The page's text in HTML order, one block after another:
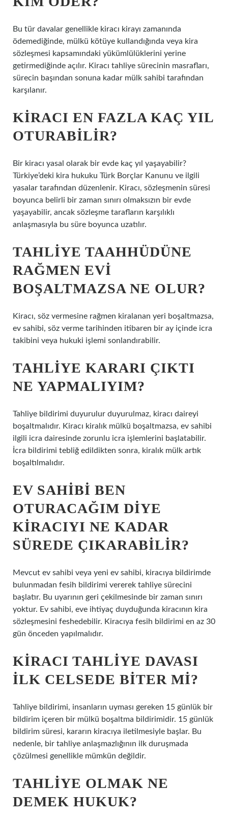
Bu tür davalar genellikle kiracı kirayı zamanında
ödemediğinde, mülkü kötüye kullandığında veya kira
sözleşmesi kapsamındaki yükümlülüklerini yerine
getirmediğinde açılır. Kiracı tahliye sürecinin masrafları,
sürecin başından sonuna kadar mülk sahibi tarafından
karşılanır.
KIRACI EN FAZLA KAÇ YIL
OTURABILIR?
Bir kiracı yasal olarak bir evde kaç yıl yaşayabilir?
Türkiye’deki kira hukuku Türk Borçlar Kanunu ve ilgili
yasalar tarafından düzenlenir. Kiracı, sözleşmenin süresi
boyunca belirli bir zaman sınırı olmaksızın bir evde
yaşayabilir, ancak sözleşme tarafların karşılıklı
anlaşmasıyla bu süre boyunca uzatılır.
TAHLIYE TAAHHÜDÜNE
RAĞMEN EVI
BOŞALTMAZSA NE OLUR?
Kiracı, söz vermesine rağmen kiralanan yeri boşaltmazsa,
ev sahibi, söz verme tarihinden itibaren bir ay içinde icra
takibini veya hukuki işlemi sonlandırabilir.
TAHLIYE KARARI ÇIKTI
NE YAPMALIYIM?
Tahliye bildirimi duyurulur duyurulmaz, kiracı daireyi
boşaltmalıdır. Kiracı kiralık mülkü boşaltmazsa, ev sahibi
ilgili icra dairesinde zorunlu icra işlemlerini başlatabilir.
İcra bildirimi tebliğ edildikten sonra, kiralık mülk artık
boşaltılmalıdır.
EV SAHIBI BEN
OTURACAĞIM DIYE
KIRACIYI NE KADAR
SÜREDE ÇIKARABILIR?
Mevcut ev sahibi veya yeni ev sahibi, kiracıya bildirimde
bulunmadan fesih bildirimi vererek tahliye sürecini
başlatır. Bu uyarının geri çekilmesinde bir zaman sınırı
yoktur. Ev sahibi, eve ihtiyaç duyduğunda kiracının kira
sözleşmesini feshedebilir. Kiracıya fesih bildirimi en az 30
gün önceden yapılmalıdır.
KIRACI TAHLIYE DAVASI
ILK CELSEDE BITER MI?
Tahliye bildirimi, insanların uyması gereken 15 günlük bir
bildirim içeren bir mülkü boşaltma bildirimidir. 15 günlük
bildirim süresi, kararın kiracıya iletilmesiyle başlar. Bu
nedenle, bir tahliye anlaşmazlığının ilk duruşmada
çözülmesi genellikle mümkün değildir.
TAHLIYE OLMAK NE
DEMEK HUKUK?